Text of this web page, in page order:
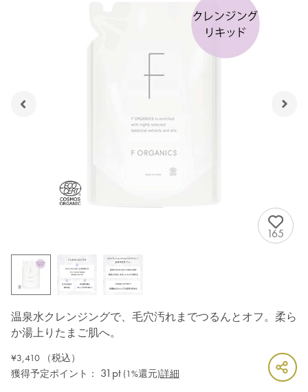
165
温泉水クレンジングで、毛穴汚れまでつるんとオフ。柔ら
か湯上りたまご肌へ。
¥3,410（税込）
獲得予定ポイント：
31pt (1%還元)詳細